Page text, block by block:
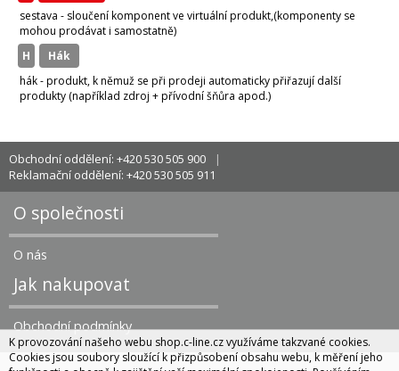
sestava - sloučení komponent ve virtuální produkt,(komponenty se
mohou prodávat i samostatně)
H
hák
hák - produkt, k němuž se při prodeji automaticky přiřazují další
produkty (například zdroj + přívodní šňůra apod.)
Obchodní oddělení: +420 530 505 900
Reklamační oddělení: +420 530 505 911
O společnosti
O nás
Jak nakupovat
Obchodní podmínky
K provozování našeho webu shop.c-line.cz využíváme takzvané cookies.
Cookies jsou soubory sloužící k přizpůsobení obsahu webu, k měření jeho